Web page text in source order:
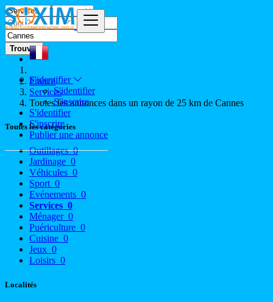
S'identifier
S'identifier
S'inscrire
S'identifier
S'inscrire
Publier une annonce
Trouver
France
Services
Toutes les annonces dans un rayon de 25 km de Cannes
Toutes les catégories
Outillages0
Jardinage 0
Véhicules 0
Sport 0
Evénements 0
Services 0
Ménager 0
Puériculture 0
Cuisine 0
Jeux 0
Loisirs 0
Localités